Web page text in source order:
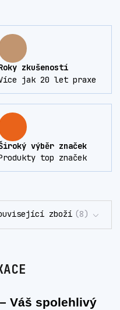
zkušeností
jak 20 let praxe
výběr značek
top značek
zboží 8
Váš spolehlivý